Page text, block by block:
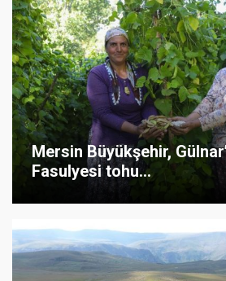
Mersin Büyükşehir,
Fasulyesi tohu...